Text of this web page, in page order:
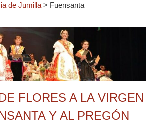
de Jumilla > Fuensanta
FLORES A LA VIRGEN
Y AL PREGÓN